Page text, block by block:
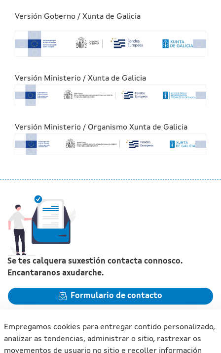
Versión Goberno / Xunta de Galicia
Versión Ministerio / Xunta de Galicia
Versión Ministerio / Organismo Xunta de Galicia
Se tes calquera suxestión contacta connosco.
Encantaranos axudarche.
Formulario de contacto
Empregamos cookies para entregar contido personalizado,
analizar as tendencias, administrar o sitio, rastrexar os
movementos de usuario no sitio e recoller información